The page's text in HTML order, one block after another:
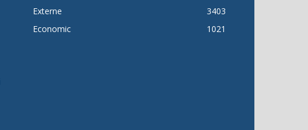
Externe
3403
Economic
1021